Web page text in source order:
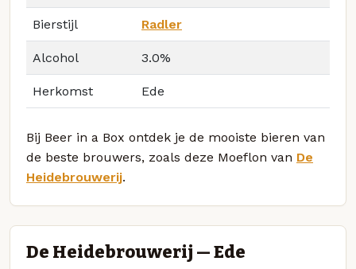
Bierstijl Radler
Alcohol 3.0%
Herkomst Ede
Bij Beer in a Box ontdek je de mooiste bieren van
de beste brouwers, zoals deze Moeflon van De
Heidebrouwerij.
De Heidebrouwerij — Ede